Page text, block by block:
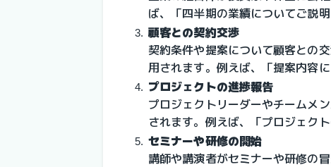
ば、「四半期の業績についてご説明
顧客との契約交渉
契約条件や提案について顧客との
用されます。例えば、「提案内容
プロジェクトの進捗報告
プロジェクトリーダーやチームメ
されます。例えば、「プロジェク
セミナーや研修の開始
講師や講演者がセミナーや研修の